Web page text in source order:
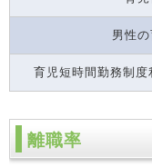
男性
育児短時間勤務制度
離職率